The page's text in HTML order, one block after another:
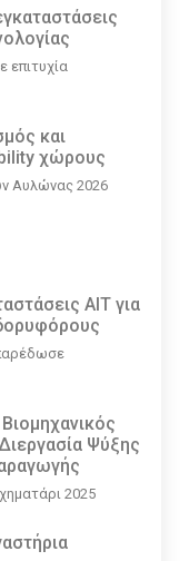
επιτυχία
και
χώρους
Αυλώνας 2026
ΑΙΤ για
Ψύξης
2025